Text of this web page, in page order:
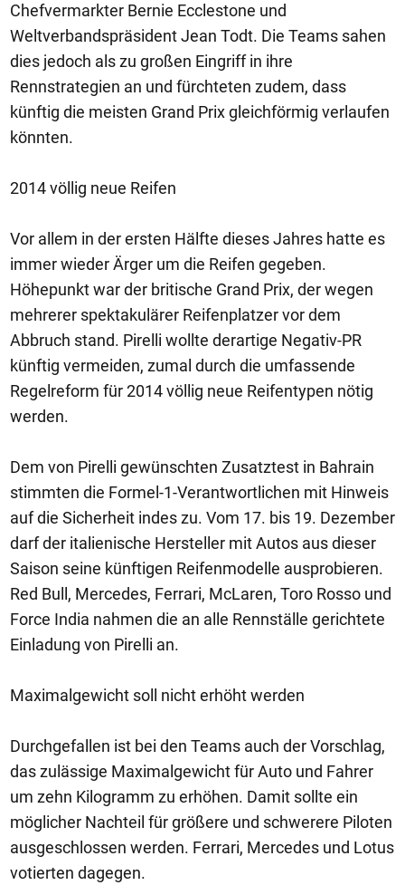
Chefvermarkter Bernie Ecclestone und
Weltverbandspräsident Jean Todt. Die Teams sahen
dies jedoch als zu großen Eingriff in ihre
Rennstrategien an und fürchteten zudem, dass
künftig die meisten Grand Prix gleichförmig verlaufen
könnten.
2014 völlig neue Reifen
Vor allem in der ersten Hälfte dieses Jahres hatte es
immer wieder Ärger um die Reifen gegeben.
Höhepunkt war der britische Grand Prix, der wegen
mehrerer spektakulärer Reifenplatzer vor dem
Abbruch stand. Pirelli wollte derartige Negativ-PR
künftig vermeiden, zumal durch die umfassende
Regelreform für 2014 völlig neue Reifentypen nötig
werden.
Dem von Pirelli gewünschten Zusatztest in Bahrain
stimmten die Formel-1-Verantwortlichen mit Hinweis
auf die Sicherheit indes zu. Vom 17. bis 19. Dezember
darf der italienische Hersteller mit Autos aus dieser
Saison seine künftigen Reifenmodelle ausprobieren.
Red Bull, Mercedes, Ferrari, McLaren, Toro Rosso und
Force India nahmen die an alle Rennställe gerichtete
Einladung von Pirelli an.
Maximalgewicht soll nicht erhöht werden
Durchgefallen ist bei den Teams auch der Vorschlag,
das zulässige Maximalgewicht für Auto und Fahrer
um zehn Kilogramm zu erhöhen. Damit sollte ein
möglicher Nachteil für größere und schwerere Piloten
ausgeschlossen werden. Ferrari, Mercedes und Lotus
votierten dagegen.